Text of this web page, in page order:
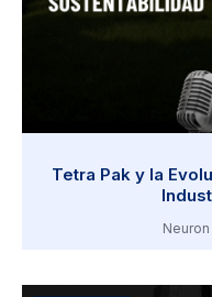
Tetra Pak y la
Neuron